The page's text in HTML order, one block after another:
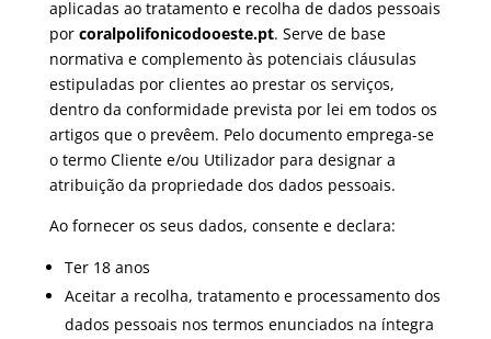
aplicadas ao tratamento e recolha de dados pessoais
por coralpolifonicodooeste.pt. Serve de base
normativa e complemento às potenciais cláusulas
estipuladas por clientes ao prestar os serviços,
dentro da conformidade prevista por lei em todos os
artigos que o prevêem. Pelo documento emprega-se
o termo Cliente e/ou Utilizador para designar a
atribuição da propriedade dos dados pessoais.
Ao fornecer os seus dados, consente e declara:
Ter 18 anos
Aceitar a recolha, tratamento e processamento dos
dados pessoais nos termos enunciados na íntegra